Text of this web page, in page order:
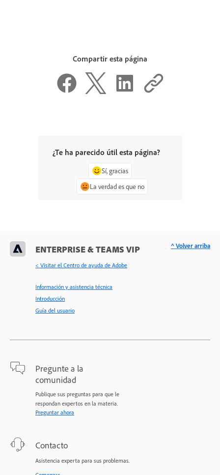
Compartir esta página
¿Te ha parecido útil esta página?
Sí, gracias
La verdad es que no
ENTERPRISE & TEAMS VIP
< Visitar el Centro de ayuda de Adobe
Información y asistencia técnica
Introducción
Guía del usuario
Pregunte a la
comunidad
Publique sus preguntas para que le
respondan expertos en la materia.
Preguntar ahora
Contacto
Asistencia experta para sus problemas.
^ Volver arriba